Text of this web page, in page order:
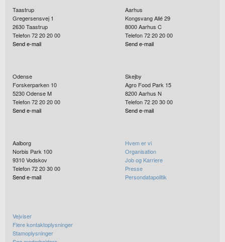
Taastrup
Gregersensvej 1
2630Taastrup
Telefon 72 20 20 00
Send e-mail
Aarhus
Kongsvang Allé 29
8000Aarhus C
Telefon 72 20 20 00
Send e-mail
Odense
Forskerparken 10
5230Odense M
Telefon 72 20 20 00
Send e-mail
Skejby
Agro Food Park 15
8200Aarhus N
Telefon 72 20 30 00
Send e-mail
Aalborg
Norbis Park 100
9310Vodskov
Telefon 72 20 30 00
Send e-mail
Hvem er vi
Organisation
Job og Karriere
Presse
Persondatapolitik
Vejviser
Flere kontaktoplysninger
Stamoplysninger